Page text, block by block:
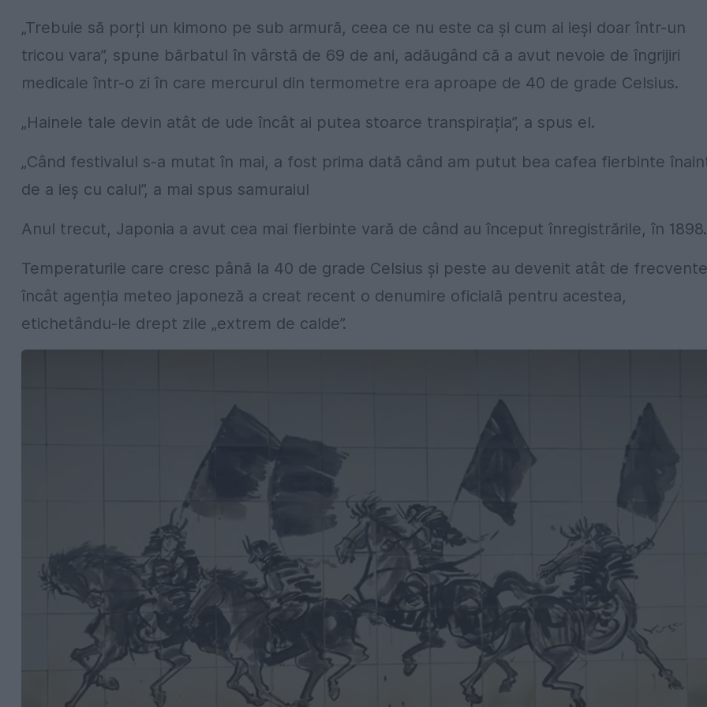
„Trebuie să porți un kimono pe sub armură, ceea ce nu este ca și cum ai ieși doar într-un
tricou vara”, spune bărbatul în vârstă de 69 de ani, adăugând că a avut nevoie de îngrijiri
medicale într-o zi în care mercurul din termometre era aproape de 40 de grade Celsius.
„Hainele tale devin atât de ude încât ai putea stoarce transpirația”, a spus el.
„Când festivalul s-a mutat în mai, a fost prima dată când am putut bea cafea fierbinte
de a ieș cu calul”, a mai spus samuraiul
Anul trecut, Japonia a avut cea mai fierbinte vară de când au început înregistrările, în 1898.
Temperaturile care cresc până la 40 de grade Celsius și peste au devenit atât de frecvente
încât agenția meteo japoneză a creat recent o denumire oficială pentru acestea,
etichetându-le drept zile „extrem de calde”.